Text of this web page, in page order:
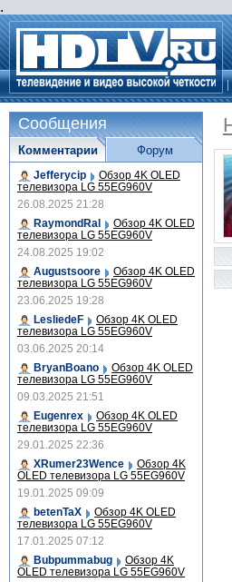
.
Сообщения
Комментарии
Jefferycip Обзор 4K OLED
телевизора LG 55EG960V
26.08.2025 21:28
RaymondRal
Обзор 4K OLED
телевизора LG 55EG960V
24.08.2025 19:02
Augustsoore
Обзор 4K OLED
телевизора LG 55EG960V
23.06.2025 19:28
LesliedeF
Обзор 4K OLED
телевизора LG 55EG960V
03.06.2025 20:14
BryanBoano
Обзор 4K OLED
телевизора LG 55EG960V
09.03.2025 21:51
Eugenrex
Обзор 4K OLED
телевизора LG 55EG960V
29.01.2025 22:36
XRumer23Wence
Обзор 4K
OLED телевизора LG 55EG960V
19.01.2025 09:09
betenTaX
Обзор 4K OLED
телевизора LG 55EG960V
17.01.2025 07:12
Bubpummabug
Обзор 4K
OLED телевизора LG 55EG960V
Форум